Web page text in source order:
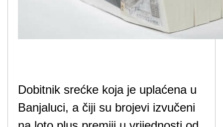
Dobitnik srećke koja je uplaćena u
Banjaluci, a čiji su brojevi izvučeni